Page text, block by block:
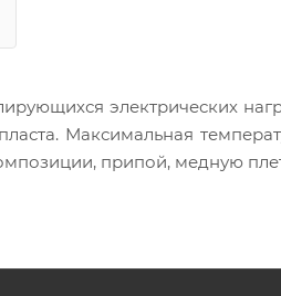
электрических
Максимальная
припой, медную